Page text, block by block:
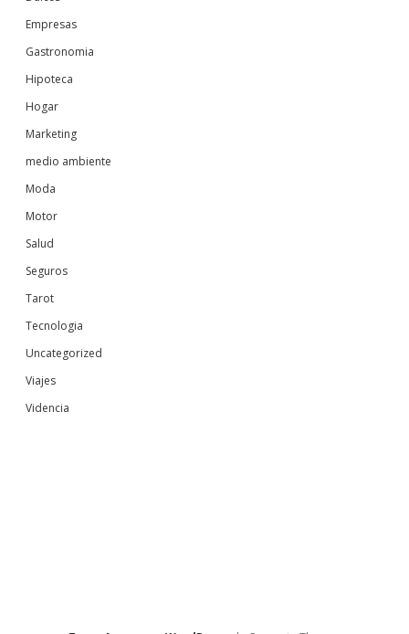
Empresas
Gastronomia
Hipoteca
Hogar
Marketing
medio ambiente
Moda
Motor
Salud
Seguros
Tarot
Tecnologia
Uncategorized
Viajes
Videncia